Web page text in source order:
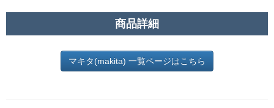
商品詳細
マキタ(makita) 一覧ページはこちら